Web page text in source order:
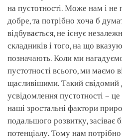
на пустотності. Може нам і не
добре, та потрібно хоча б
відбувається, не існує
складників і того, на що
позначають. Коли ми
пустотності всього, ми маємо
щасливішими. Такий свідомий
усвідомлення пустотності –
наші зростальні фактори
подальшого розвитку, засіває
потенціалу. Тому нам